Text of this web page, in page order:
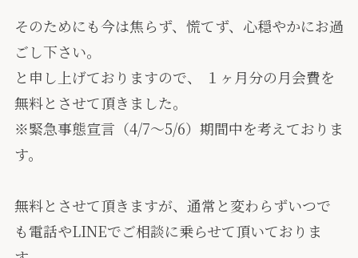
そのためにも今は焦らず、慌てず、心穏やかにお過
ごし下さい。
と申し上げておりますので、
１ヶ月分の月会費を
無料とさせて頂きました。
※緊急事態宣言（4/7〜5/6）期間中を考えておりま
す。
無料とさせて頂きますが、通常と変わらずいつで
も電話やLINEでご相談に乗らせて頂いておりま